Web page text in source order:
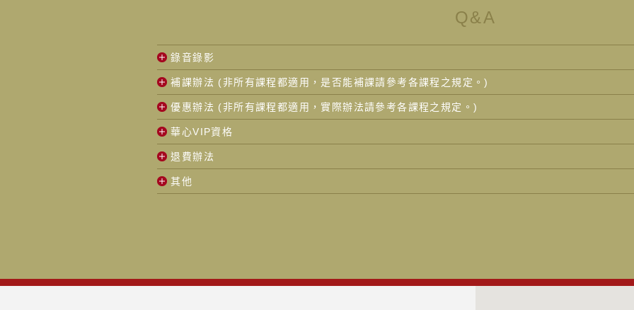
Q&A
錄音錄影
補課辦法 (非所有課程都適用，是否能補課請參考各課程之規定。)
優惠辦法 (非所有課程都適用，實際辦法請參考各課程之規定。)
華心VIP資格
退費辦法
其他